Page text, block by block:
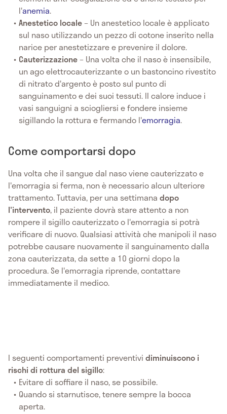
l'anemia.
Anestetico locale– Un anestetico locale è applicato
sul naso utilizzando un pezzo di cotone inserito nella
narice per anestetizzare e prevenire il dolore.
Cauterizzazione– Una volta che il naso è insensibile,
un ago elettrocauterizzante o un bastoncino rivestito
di nitrato d'argento è posto sul punto di
sanguinamento e dei suoi tessuti. Il calore induce i
vasi sanguigni a sciogliersi e fondere insieme
sigillando la rottura e fermando l'emorragia.
Come comportarsi dopo
Una volta che il sangue dal naso viene cauterizzato e
l'emorragia si ferma, non è necessario alcun ulteriore
trattamento. Tuttavia, per una settimana dopo
l'intervento, il paziente dovrà stare attento a non
rompere il sigillo cauterizzato o l'emorragia si potrà
verificare di nuovo. Qualsiasi attività che manipoli il naso
potrebbe causare nuovamente il sanguinamento dalla
zona cauterizzata, da sette a 10 giorni dopo la
procedura. Se l'emorragia riprende, contattare
immediatamente il medico.
I seguenti comportamenti preventivi diminuiscono i
rischi di rottura del sigillo:
Evitare di soffiare il naso, se possibile.
Quando si starnutisce, tenere sempre la bocca
aperta.